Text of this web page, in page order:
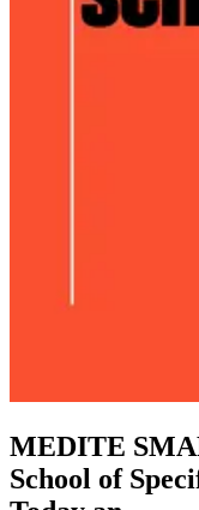
MEDITE
School of